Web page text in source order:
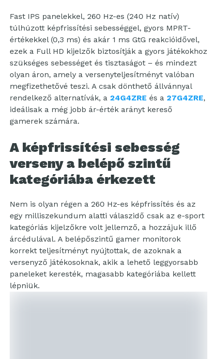
Fast IPS panelekkel, 260 Hz-es (240 Hz natív)
túlhúzott képfrissítési sebességgel, gyors MPRT-
értékekkel (0,3 ms) és akár 1 ms GtG reakcióidővel,
ezek a Full HD kijelzők biztosítják a gyors játékokhoz
szükséges sebességet és tisztaságot – és mindezt
olyan áron, amely a versenyteljesítményt valóban
megfizethetővé teszi. A csak dönthető állvánnyal
rendelkező alternatívák, a 24G4ZRE és a 27G4ZRE,
ideálisak a még jobb ár-érték arányt kereső
gamerek számára.
A képfrissítési sebesség
verseny a belépő szintű
kategóriába érkezett
Nem is olyan régen a 260 Hz-es képfrissítés és az
egy milliszekundum alatti válaszidő csak az e-sport
kategóriás kijelzőkre volt jellemző, a hozzájuk illő
árcédulával. A belépőszintű gamer monitorok
korrekt teljesítményt nyújtottak, de azoknak a
versenyző játékosoknak, akik a lehető leggyorsabb
paneleket keresték, magasabb kategóriába kellett
lépniük.